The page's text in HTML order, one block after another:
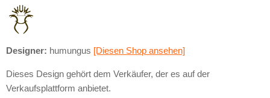
Designer: humungus [Diesen Shop ansehen]
Dieses Design gehört dem Verkäufer, der es auf der
Verkaufsplattform anbietet.